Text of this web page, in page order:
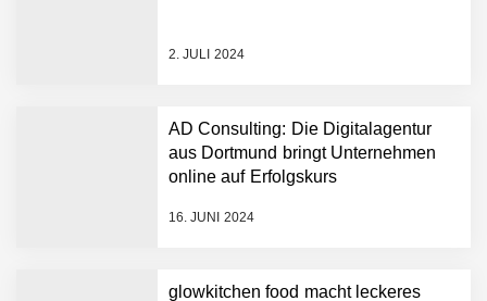
2. JULI 2024
AD Consulting: Die Digitalagentur
aus Dortmund bringt Unternehmen
online auf Erfolgskurs
16. JUNI 2024
glowkitchen food macht leckeres